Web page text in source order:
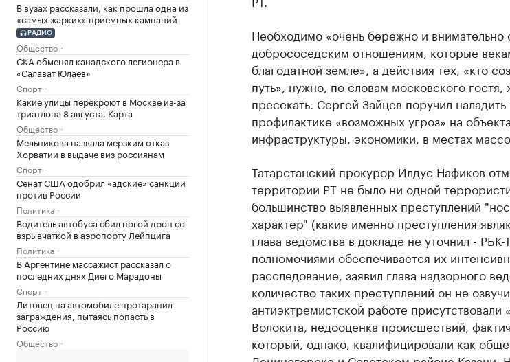
В вузах рассказали, как прошла одна из
«самых жарких» приемных кампаний
РАДИО
Общество
СКА обменял канадского легионера в
«Салават Юлаев»
Спорт
Какие улицы перекроют в Москве из-за
триатлона 8 августа. Карта
Общество
Мельникова назвала мерзким отказ
Хорватии в выдаче виз россиянам
Спорт
Сенат США одобрил «адские» санкции
против России
Политика
Водитель автобуса сбил ногой дрон со
взрывчаткой в аэропорту Лейпцига
Политика
В Аргентине массажист рассказал о
последних днях Диего Марадоны
Спорт
Литовец на автомобиле протаранил
заграждения, пытаясь попасть в
Россию
Общество
Необходимо «очень бережно и внимательно
добрососедским отношениям, которые
благодатной земле», а действия тех, «кто
путь», нужно, по словам московского
пресекать. Сергей Зайцев поручил
профилактике «возможных угроз» на
инфраструктуры, экономики, в местах
Татарстанский прокурор Илдус Нафиков
территории РТ не было ни одной
большинство выявленных преступлений
характер" (какие именно преступления
глава ведомства в докладе не уточнил -
полномочиями обеспечивается их
расследование, заявил глава надзорного
количество таких преступлений он не
антиэктремистской работе присутствовали
Волокита, недооценка происшествий,
который, однако, квалифицировали как